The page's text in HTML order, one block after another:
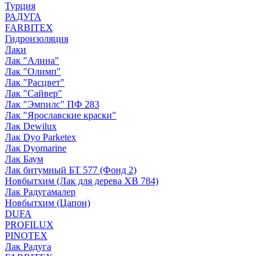
Турция
РАДУГА
FARBITEX
Гидроизоляция
Лаки
Лак "Алина"
Лак "Олимп"
Лак "Расцвет"
Лак "Сайвер"
Лак "Эмпилс" ПФ 283
Лак "Ярославские краски"
Лак Dewilux
Лак Dyo Parketex
Лак Dyomarine
Лак Баум
Лак битумный БТ 577 (Фонд 2)
Новбытхим (Лак для дерева ХВ 784)
Лак Радугамалер
Новбытхим (Цапон)
DUFA
PROFILUX
PINOTEX
Лак Радуга